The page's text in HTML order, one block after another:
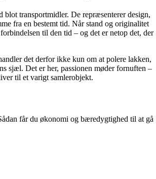
blot transportmidler. De repræsenterer design,
fra en bestemt tid. Når stand og originalitet
til den tid – og det er netop det, der
det derfor ikke kun om at polere lakken,
sjæl. Det er her, passionen møder fornuften –
til et varigt samlerobjekt.
får du økonomi og bæredygtighed til at gå